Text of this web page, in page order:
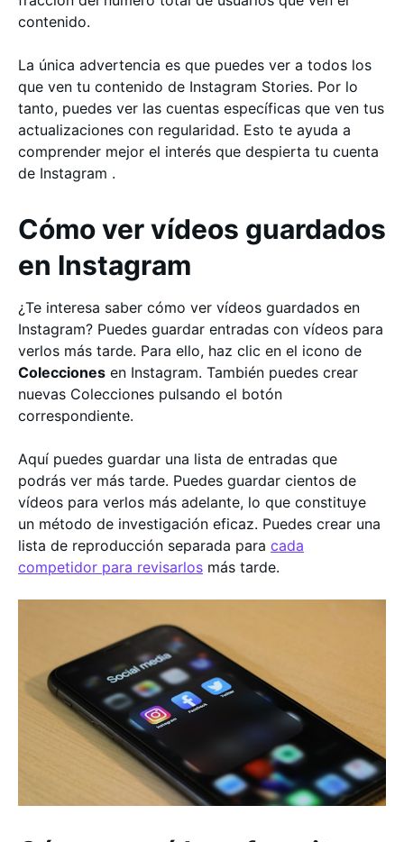
contenido.
La única advertencia es que puedes ver a todos los
que ven tu contenido de Instagram Stories. Por lo
tanto, puedes ver las cuentas específicas que ven tus
actualizaciones con regularidad. Esto te ayuda a
comprender mejor el interés que despierta tu cuenta
de Instagram .
Cómo ver vídeos guardados
en Instagram
¿Te interesa saber cómo ver vídeos guardados en
Instagram? Puedes guardar entradas con vídeos para
verlos más tarde. Para ello, haz clic en el icono de
Colecciones en Instagram. También puedes crear
nuevas Colecciones pulsando el botón
correspondiente.
Aquí puedes guardar una lista de entradas que
podrás ver más tarde. Puedes guardar cientos de
vídeos para verlos más adelante, lo que constituye
un método de investigación eficaz. Puedes crear una
lista de reproducción separada para cada
competidor para revisarlos más tarde.